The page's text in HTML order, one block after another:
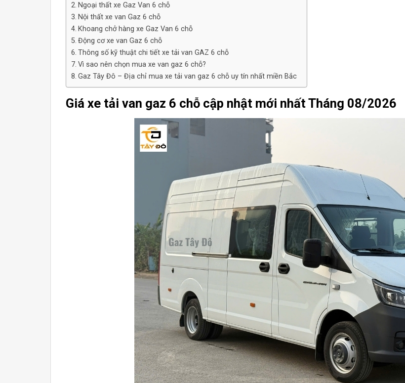
Ngoại thất xe Gaz Van 6 chỗ
Nội thất xe van Gaz 6 chỗ
Khoang chở hàng xe Gaz Van 6 chỗ
Động cơ xe van Gaz 6 chỗ
Thông số kỹ thuật chi tiết xe tải van GAZ 6 chỗ
Vì sao nên chọn mua xe van gaz 6 chỗ?
Gaz Tây Đô – Địa chỉ mua xe tải van gaz 6 chỗ uy tín nhất miền Bắc
Giá xe tải van gaz 6 chỗ cập nhật mới nhất Tháng 08/2026